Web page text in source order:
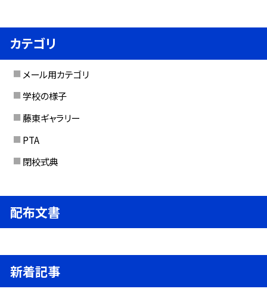
カテゴリ
メール用カテゴリ
学校の様子
藤東ギャラリー
PTA
閉校式典
配布文書
新着記事